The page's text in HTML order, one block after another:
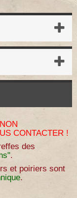
CONTACTER !
des
.
et poiriers sont
.